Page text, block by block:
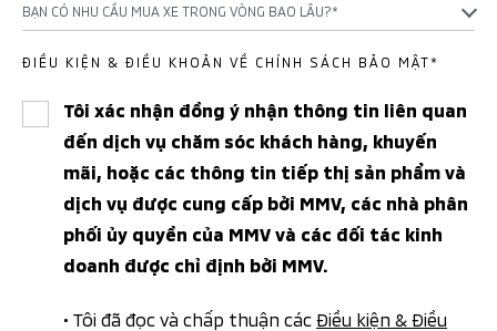
BẠN CÓ NHU CẦU MUA XE TRONG VÒNG BAO LÂU?*
ĐIỀU KIỆN & ĐIỀU KHOẢN VỀ CHÍNH SÁCH BẢO MẬT*
Tôi xác nhận đồng ý nhận thông tin liên quan
đến dịch vụ chăm sóc khách hàng, khuyến
mãi, hoặc các thông tin tiếp thị sản phẩm và
dịch vụ được cung cấp bởi MMV, các nhà phân
phối ủy quyền của MMV và các đối tác kinh
doanh được chỉ định bởi MMV.
• Tôi đã đọc và chấp thuận cácĐiều kiện & Điều